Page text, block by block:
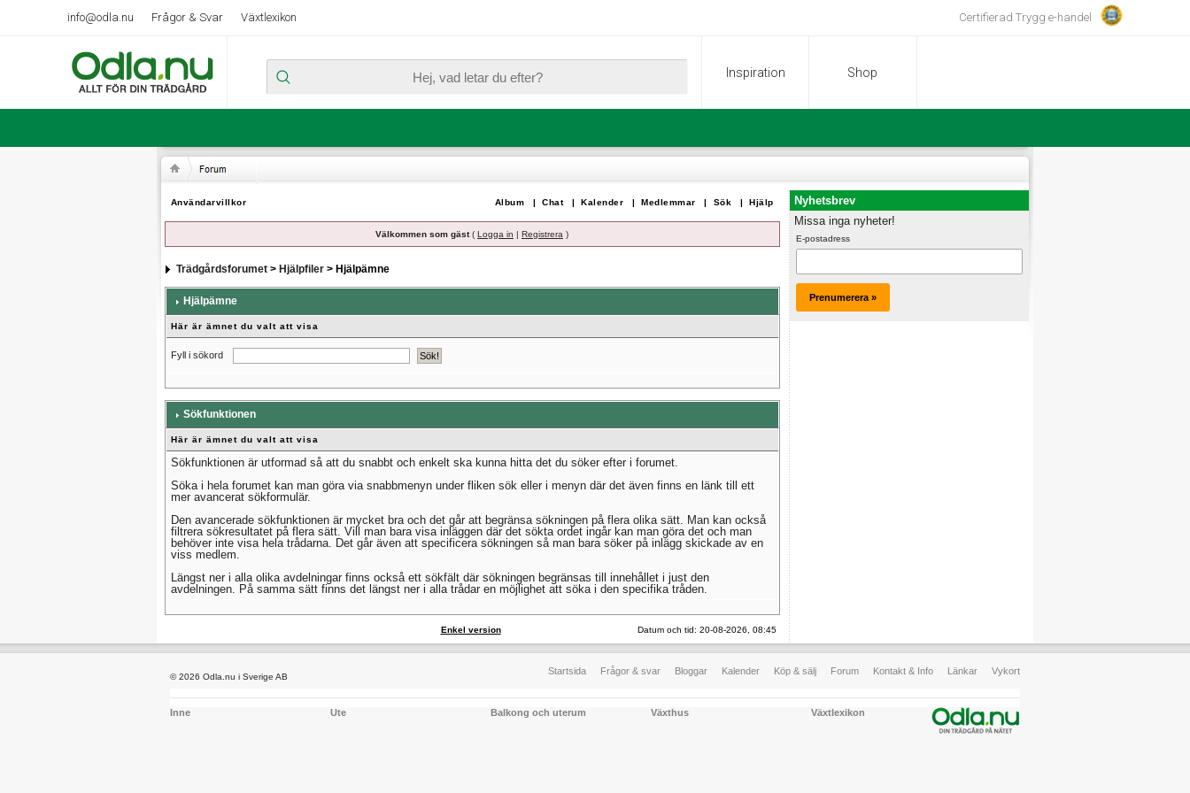
info@odla.nu Frågor & Svar Växtlexikon Certifierad Trygg e-handel
Inspiration Shop
Användarvillkor Hjälp
Sök |
Medlemmar |
Kalender |
Chat |
Album |
Välkommen som gäst( Logga in | Registrera )
Trädgårdsforumet> Hjälpfiler> Hjälpämne
Hjälpämne
Här är ämnet du valt att visa
Fyll i sökord
Sökfunktionen
Här är ämnet du valt att visa
Sökfunktionen är utformad så att du snabbt och enkelt ska kunna hitta det du söker efter i forumet.
Söka i hela forumet kan man göra via snabbmenyn under fliken sök eller i menyn där det även finns en länk till ett
mer avancerat sökformulär.
Den avancerade sökfunktionen är mycket bra och det går att begränsa sökningen på flera olika sätt. Man kan också
filtrera sökresultatet på flera sätt. Vill man bara visa inläggen där det sökta ordet ingår kan man göra det och man
behöver inte visa hela trådarna. Det går även att specificera sökningen så man bara söker på inlägg skickade av en
viss medlem.
Längst ner i alla olika avdelningar finns också ett sökfält där sökningen begränsas till innehållet i just den
avdelningen. På samma sätt finns det längst ner i alla trådar en möjlighet att söka i den specifika tråden.
Enkel version Datum och tid: 20-08-2026, 08:45
Nyhetsbrev
Missa inga nyheter!
E-postadress
© 2026 Odla.nu i Sverige AB
Startsida Frågor & svar Bloggar Kalender Köp & sälj Forum Kontakt & Info Länkar Vykort
Inne Ute Balkong och uterum Växthus Växtlexikon